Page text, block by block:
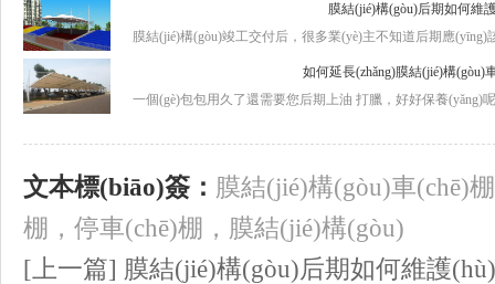
膜結(jié)構(gòu)后期如何維
膜結(jié)構(gòu)竣工交付后，很多業(yè)主不知道后期應
如何延長(zhǎng)膜結(jié)構(gòu)
一個(gè)包包用久了還需要您后期上油 打臘，好好保養(yǎng)
文本標(biāo)簽： 膜結(jié)構(gòu)車(chē)棚
棚 ， 停車(chē)棚 ， 膜結(jié)構(gòu)
[上一篇] 膜結(jié)構(gòu)后期如何維護